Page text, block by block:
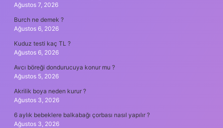
Ağustos 7, 2026
Burch ne demek ?
Ağustos 6, 2026
Kuduz testi kaç TL ?
Ağustos 6, 2026
Avcı böreği dondurucuya konur mu ?
Ağustos 5, 2026
Akrilik boya neden kurur ?
Ağustos 3, 2026
6 aylık bebeklere balkabağı çorbası nasıl yapılır ?
Ağustos 3, 2026